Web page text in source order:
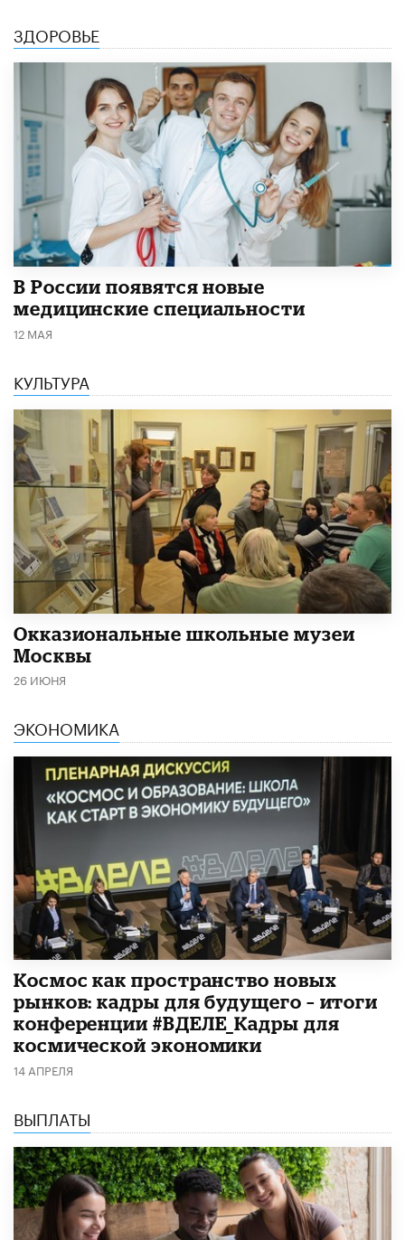
ЗДОРОВЬЕ
В России появятся новые
медицинские специальности
12 МАЯ
КУЛЬТУРА
​Окказиональные школьные музеи
Москвы
26 ИЮНЯ
ЭКОНОМИКА
Космос как пространство новых
рынков: кадры для будущего – итоги
конференции #ВДЕЛЕ_Кадры для
космической экономики
14 АПРЕЛЯ
ВЫПЛАТЫ